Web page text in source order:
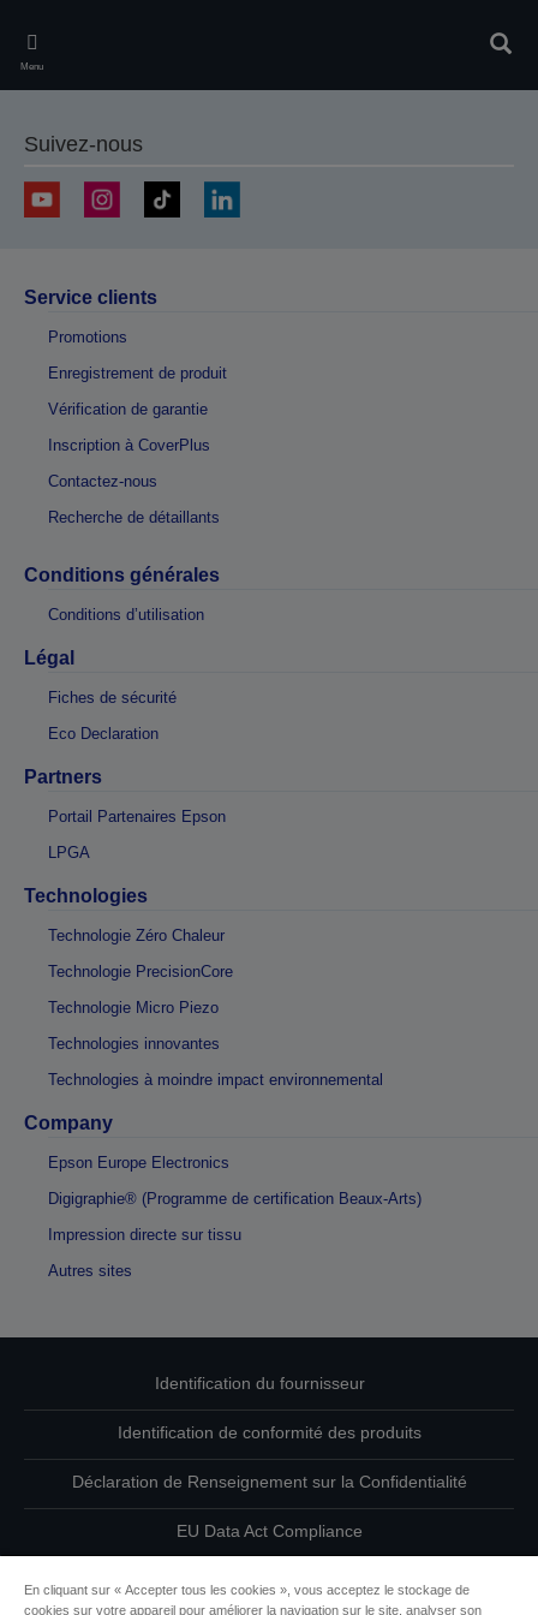
main
content
Menu
Suivez-nous
Service clients
Promotions
Enregistrement de produit
Vérification de garantie
Inscription à CoverPlus
Contactez-nous
Recherche de détaillants
Conditions générales
Conditions d’utilisation
Légal
Fiches de sécurité
Eco Declaration
Partners
Portail Partenaires Epson
LPGA
Technologies
Technologie Zéro Chaleur
Technologie PrecisionCore
Technologie Micro Piezo
Technologies innovantes
Technologies à moindre impact environnemental
Company
Epson Europe Electronics
Digigraphie® (Programme de certification Beaux-Arts)
Impression directe sur tissu
Autres sites
Identification du fournisseur
Identification de conformité des produits
Déclaration de Renseignement sur la Confidentialité
EU Data Act Compliance
En cliquant sur « Accepter tous les cookies », vous acceptez le stockage de
cookies sur votre appareil pour améliorer la navigation sur le site, analyser son